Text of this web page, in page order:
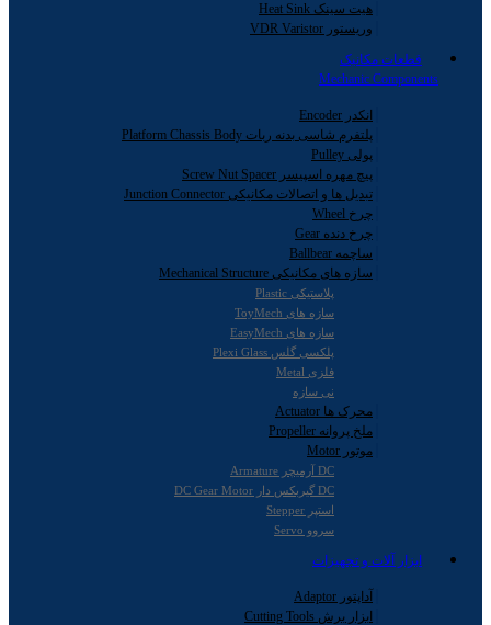
هیت سینک Heat Sink
وریستور VDR Varistor
قطعات مکانیک
Mechanic Components
انکدر Encoder
پلتفرم شاسی بدنه ربات Platform Chassis Body
پولی Pulley
پیچ مهره اسپیسر Screw Nut Spacer
تبدیل ها و اتصالات مکانیکی Junction Connector
چرخ Wheel
چرخ دنده Gear
ساچمه Ballbear
سازه های مکانیکی Mechanical Structure
پلاستیکی Plastic
سازه های ToyMech
سازه های EasyMech
پلکسی گلس Plexi Glass
فلزی Metal
نی سازه
محرک ها Actuator
ملخ پروانه Propeller
موتور Motor
DC آرمیچر Armature
DC گیربکس دار DC Gear Motor
استپر Stepper
سروو Servo
ابزار آلات و تجهیزات
آداپتور Adaptor
ابزار برش Cutting Tools